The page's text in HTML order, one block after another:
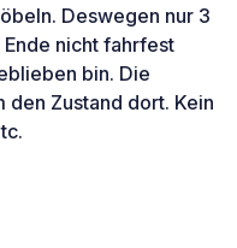
Deswegen nur 3
nicht fahrfest
bin. Die
den Zustand dort. Kein